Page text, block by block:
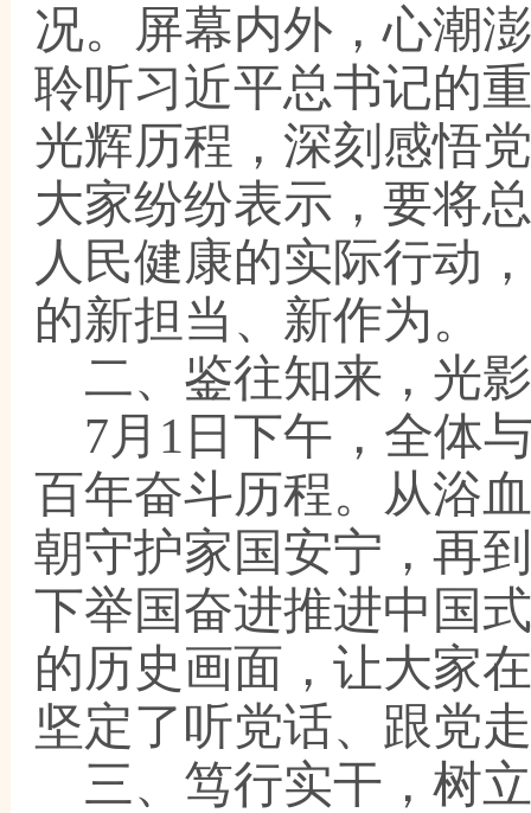
况。屏幕内外，心潮
聆听习近平总书记的
光辉历程，深刻感悟
大家纷纷表示，要将
人民健康的实际行动
的新担当、新作为。
二、鉴往知来，光
7月1日下午，全体
百年奋斗历程。从浴
朝守护家国安宁，再
下举国奋进推进中国
的历史画面，让大家
坚定了听党话、跟党
三、笃行实干，树